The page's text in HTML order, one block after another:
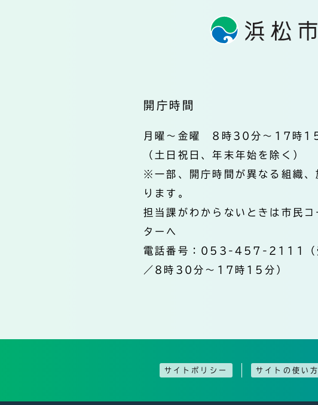
開庁時間
月曜～金曜 8時30分～17時
（土日祝日、年末年始を除く）
※一部、開庁時間が異なる組織、
ります。
担当課がわからないときは市民コ
ターへ
電話番号：053-457-2111（
／8時30分～17時15分）
サイトポリシー サイトの使い方